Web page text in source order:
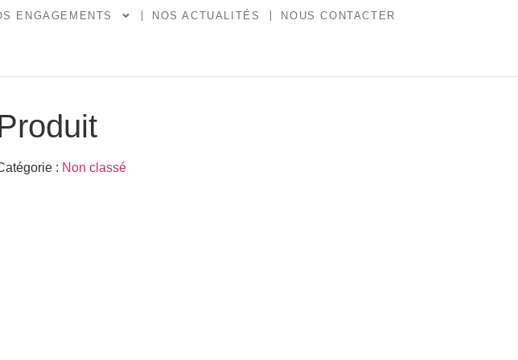
ENGAGEMENTS NOS ACTUALITÉS NOUS CONTACTER
: Non classé